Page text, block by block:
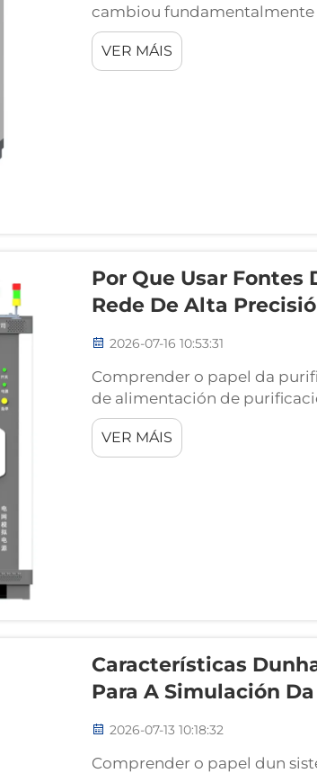
cambiou fundamentalmente
eléctricas a gran escala. Os
xa non son simplemente
VER MÁIS
Por Que Usar
Rede De Alta
2026-07-16 10:53:31
Comprender o papel da
de alimentación de
especializado de proba
fornecida a equipos
VER MÁIS
Características
Para A Simulación
2026-07-13 10:18:32
Comprender o papel dun